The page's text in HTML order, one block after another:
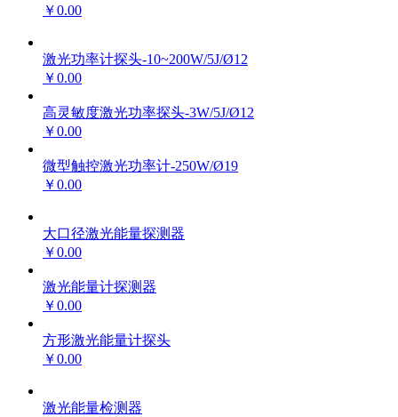
￥0.00
激光功率计探头-10~200W/5J/Ø12
￥0.00
高灵敏度激光功率探头-3W/5J/Ø12
￥0.00
微型触控激光功率计-250W/Ø19
￥0.00
大口径激光能量探测器
￥0.00
激光能量计探测器
￥0.00
方形激光能量计探头
￥0.00
激光能量检测器